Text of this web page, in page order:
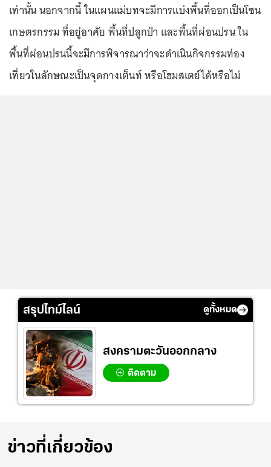
เท่านั้น นอกจากนี้ ในแผนแม่บทจะมีการแบ่งพื้นที่ออกเป็นโซน
เกษตรกรรม ที่อยู่อาศัย พื้นที่ปลูกป่า และพื้นที่ผ่อนปรน ใน
พื้นที่ผ่อนปรนนี้จะมีการพิจารณาว่าจะดำเนินกิจกรรมท่อง
เที่ยวในลักษณะเป็นจุดกางเต็นท์ หรือโฮมสเตย์ได้หรือไม่
สรุปไทม์ไลน์ ดูทั้งหมด
สงครามตะวันออกกลาง
ติดตาม
ข่าวที่เกี่ยวข้อง